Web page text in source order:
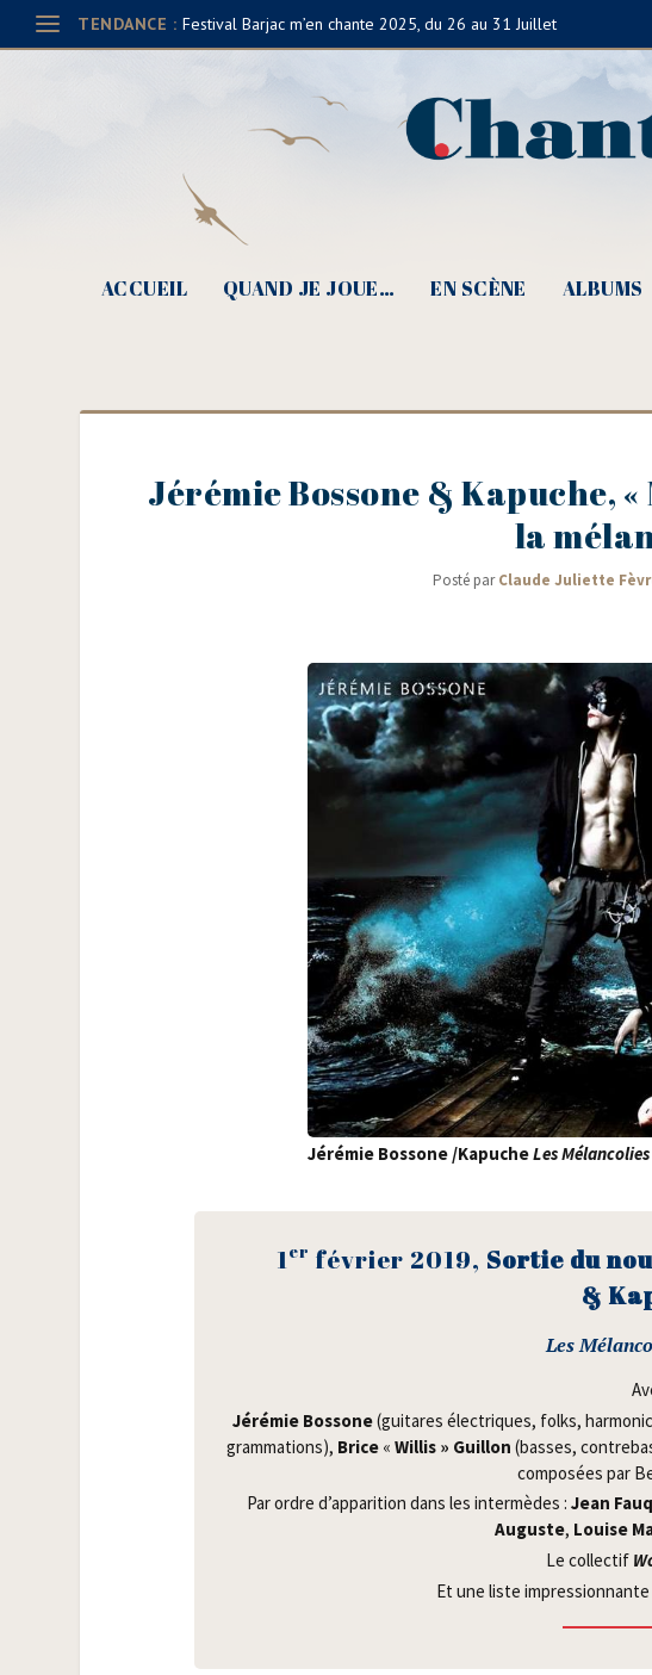
TENDANCE : Festival Barjac m’en chante 2025, du 26 au 31 Juillet
ACCUEIL QUAND JE JOUE… EN SCÈNE ALBUMS
Jérémie Bossone & Kapuche,
la
Posté parClaude Juliette
Jéré­mie Bos­sone /​KapucheLes
1er février 2019, Sor­tie du
&
Les
Jéré­mie Bos­sone(gui­tares élec­triques, folks,
gram­ma­tions), Brice «Willis » Guillon (basses,
com­po­sées par
Par ordre d’apparition dans les inter­mèdes :Jean
Auguste, Louise
Le col­lec­tif
Et une liste